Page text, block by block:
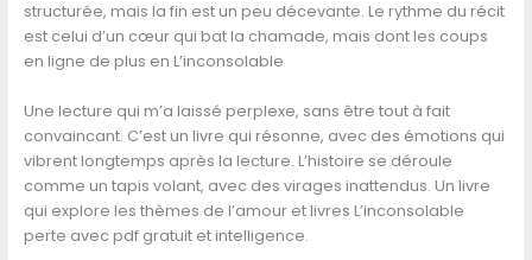
structurée, mais la fin est un peu décevante. Le rythme du récit
est celui d’un cœur qui bat la chamade, mais dont les coups
en ligne de plus en L’inconsolable
Une lecture qui m’a laissé perplexe, sans être tout à fait
convaincant. C’est un livre qui résonne, avec des émotions qui
vibrent longtemps après la lecture. L’histoire se déroule
comme un tapis volant, avec des virages inattendus. Un livre
qui explore les thèmes de l’amour et livres L’inconsolable
perte avec pdf gratuit et intelligence.